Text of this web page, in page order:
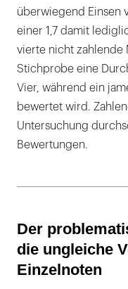
überwiegend Einsen
einer 1,7 damit
vierte nicht zahlende
Stichprobe eine
Vier, während ein
bewertet wird.
Untersuchung
Bewertungen.
Der
die ungleiche
Einzelnoten